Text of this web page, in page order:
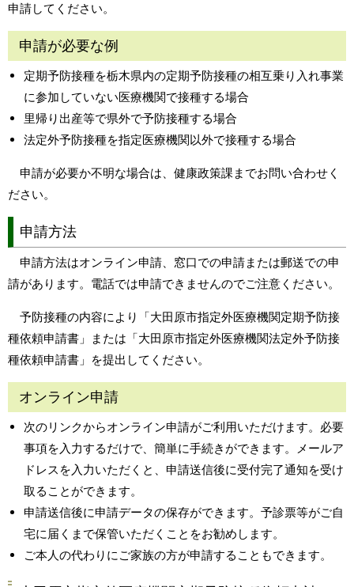
申請してください。
申請が必要な例
定期予防接種を栃木県内の定期予防接種の相互乗り入れ事業
に参加していない医療機関で接種する場合
里帰り出産等で県外で予防接種する場合
法定外予防接種を指定医療機関以外で接種する場合
申請が必要か不明な場合は、健康政策課までお問い合わせく
ださい。
申請方法
申請方法はオンライン申請、窓口での申請または郵送での申
請があります。電話では申請できませんのでご注意ください。
予防接種の内容により「大田原市指定外医療機関定期予防接
種依頼申請書」または「大田原市指定外医療機関法定外予防接
種依頼申請書」を提出してください。
オンライン申請
次のリンクからオンライン申請がご利用いただけます。必要
事項を入力するだけで、簡単に手続きができます。メールア
ドレスを入力いただくと、申請送信後に受付完了通知を受け
取ることができます。
申請送信後に申請データの保存ができます。予診票等がご自
宅に届くまで保管いただくことをお勧めします。
ご本人の代わりにご家族の方が申請することもできます。